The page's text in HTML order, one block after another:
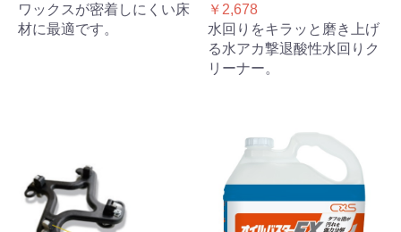
ワックスが密着しにくい床
材に最適です。
￥2,678
水回りをキラッと磨き上げ
る水アカ撃退酸性水回りク
リーナー。